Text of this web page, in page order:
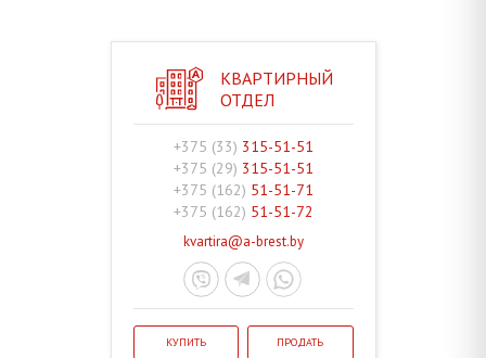
КВАРТИРНЫЙ
ОТДЕЛ
+375 (33) 315-51-51
+375 (29) 315-51-51
+375 (162) 51-51-71
+375 (162) 51-51-72
kvartira@a-brest.by
КУПИТЬ ПРОДАТЬ